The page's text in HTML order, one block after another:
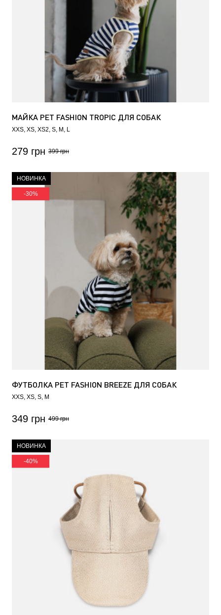
МАЙКА PET FASHION TROPIC ДЛЯ СОБАК
XXS XS XS2 S M L
279 грн 399 грн
НОВИНКА
-30%
ФУТБОЛКА PET FASHION BREEZE ДЛЯ СОБАК
XXS XS S M
349 грн 499 грн
НОВИНКА
-40%